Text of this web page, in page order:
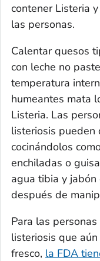
contener Listeria
las personas.
Calentar quesos
con leche no
temperatura
humeantes mata
Listeria. Las
listeriosis pueden
cocinándolos
enchiladas o
agua tibia y
después de
Para las
listeriosis que
fresco, la FDA